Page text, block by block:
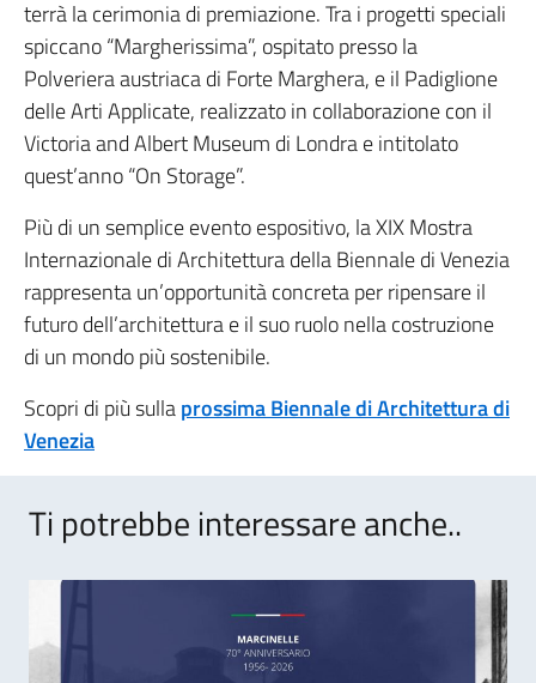
terrà la cerimonia di premiazione. Tra i progetti speciali
spiccano “Margherissima”, ospitato presso la
Polveriera austriaca di Forte Marghera, e il Padiglione
delle Arti Applicate, realizzato in collaborazione con il
Victoria and Albert Museum di Londra e intitolato
quest’anno “On Storage”.
Più di un semplice evento espositivo, la XIX Mostra
Internazionale di Architettura della Biennale di Venezia
rappresenta un’opportunità concreta per ripensare il
futuro dell’architettura e il suo ruolo nella costruzione
di un mondo più sostenibile.
Scopri di più sullaprossima Biennale di Architettura di
Venezia
Ti potrebbe interessare anche..